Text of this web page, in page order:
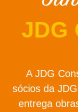
JDG
A JDG
sócios da
entrega